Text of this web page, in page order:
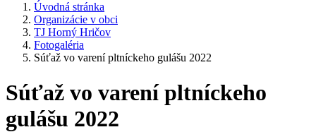
Úvodná stránka
Organizácie v obci
TJ Horný Hričov
Fotogaléria
Súťaž vo varení pltníckeho gulášu 2022
Súťaž vo varení pltníckeho
gulášu 2022